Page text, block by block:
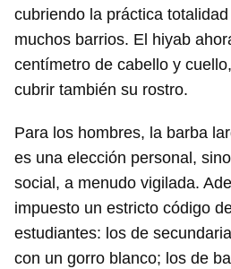
cubriendo la práctica
muchos barrios. El hiyab
centímetro de cabello y
cubrir también su rostro.
Para los hombres, la barba
es una elección personal,
social, a menudo vigilada.
impuesto un estricto código
estudiantes: los de
con un gorro blanco; los de